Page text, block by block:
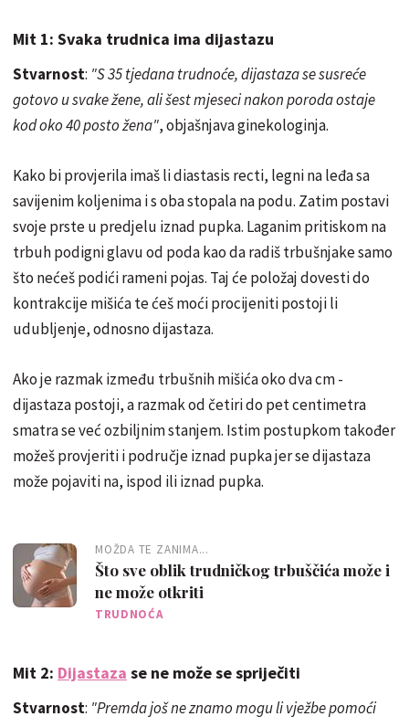
Mit 1: Svaka trudnica ima dijastazu
Stvarnost: "S 35 tjedana trudnoće, dijastaza se susreće
gotovo u svake žene, ali šest mjeseci nakon poroda ostaje
kod oko 40 posto žena", objašnjava ginekologinja.
Kako bi provjerila imaš li diastasis recti, legni na leđa sa
savijenim koljenima i s oba stopala na podu. Zatim postavi
svoje prste u predjelu iznad pupka. Laganim pritiskom na
trbuh podigni glavu od poda kao da radiš trbušnjake samo
što nećeš podići rameni pojas. Taj će položaj dovesti do
kontrakcije mišića te ćeš moći procijeniti postoji li
udubljenje, odnosno dijastaza.
Ako je razmak između trbušnih mišića oko dva cm -
dijastaza postoji, a razmak od četiri do pet centimetra
smatra se već ozbiljnim stanjem. Istim postupkom također
možeš provjeriti i područje iznad pupka jer se dijastaza
može pojaviti na, ispod ili iznad pupka.
MOŽDA TE ZANIMA...
Što sve oblik trudničkog trbuščića može i
ne može otkriti
TRUDNOĆA
Mit 2: Dijastaza se ne može se spriječiti
Stvarnost: "Premda još ne znamo mogu li vježbe pomoći